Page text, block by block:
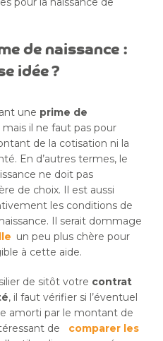
de naissance :
idée ?
une prime de
mais il ne faut pas pour
de la cotisation ni la
En d’autres termes, le
ne doit pas
de choix. Il est aussi
les conditions de
Il serait dommage
un peu plus chère pour
à cette aide.
de sitôt votre contrat
, il faut vérifier si l’éventuel
amorti par le montant de
de
comparer les